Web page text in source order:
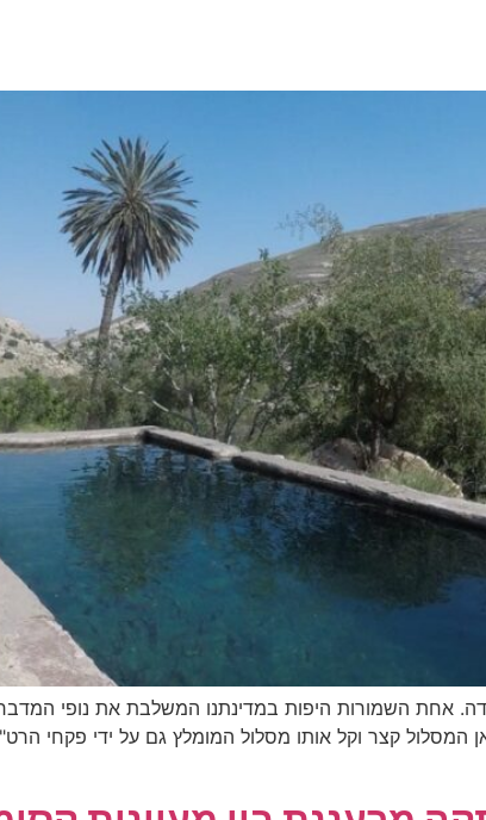
אחת השמורות היפות במדינתנו המשלבת את נופי
המסלול קצר וקל אותו מסלול המומלץ גם על ידי פקחי